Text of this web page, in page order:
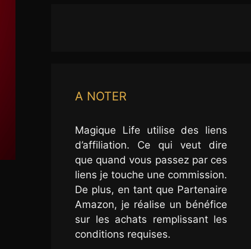
A NOTER
Magique Life utilise des liens
d’affiliation. Ce qui veut dire
que quand vous passez par ces
liens je touche une commission.
De plus, en tant que Partenaire
Amazon, je réalise un bénéfice
sur les achats remplissant les
conditions requises.